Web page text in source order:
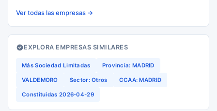
Ver todas las empresas →
EXPLORA EMPRESAS SIMILARES
Más Sociedad Limitadas Provincia: MADRID
VALDEMORO Sector: Otros CCAA: MADRID
Constituidas 2026-04-29